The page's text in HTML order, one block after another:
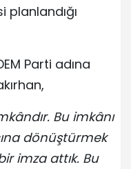
planlandığı
Parti adına
Bu imkânı
dönüştürmek
imza attık. Bu